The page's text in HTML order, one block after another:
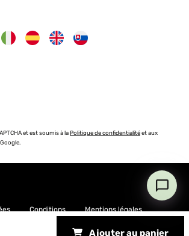
Ajouter au panier
et est soumis à laPolitique de confidentialitéet aux
Conditions Mentions légales
All rights reserved